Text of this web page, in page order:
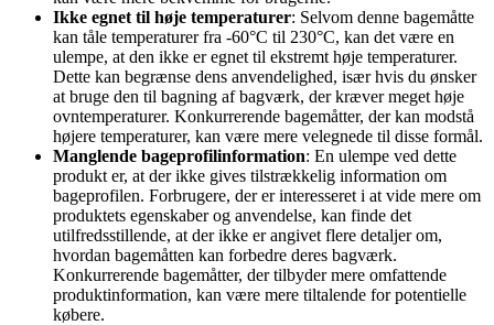
Ikke egnet til høje temperaturer: Selvom denne bagemåtte
kan tåle temperaturer fra -60°C til 230°C, kan det være en
ulempe, at den ikke er egnet til ekstremt høje temperaturer.
Dette kan begrænse dens anvendelighed, især hvis du ønsker
at bruge den til bagning af bagværk, der kræver meget høje
ovntemperaturer. Konkurrerende bagemåtter, der kan modstå
højere temperaturer, kan være mere velegnede til disse formål.
Manglende bageprofilinformation: En ulempe ved dette
produkt er, at der ikke gives tilstrækkelig information om
bageprofilen. Forbrugere, der er interesseret i at vide mere om
produktets egenskaber og anvendelse, kan finde det
utilfredsstillende, at der ikke er angivet flere detaljer om,
hvordan bagemåtten kan forbedre deres bagværk.
Konkurrerende bagemåtter, der tilbyder mere omfattende
produktinformation, kan være mere tiltalende for potentielle
købere.